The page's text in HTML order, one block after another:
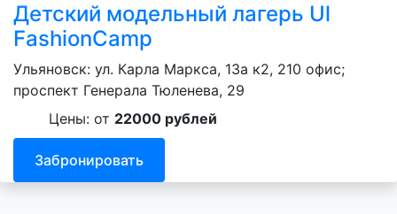
Детский модельный лагерь Ul
FashionCamp
Ульяновск: ул. Карла Маркса, 13а к2, 210 офис;
проспект Генерала Тюленева, 29
Цены: от 22000 рублей
Забронировать